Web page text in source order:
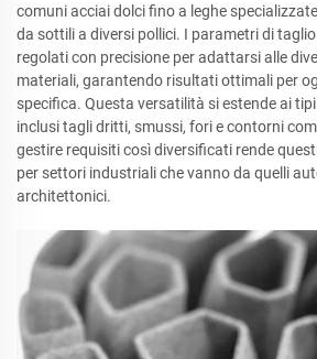
comuni acciai dolci fino a leghe
da sottili a diversi pollici. I parametri di
regolati con precisione per adattarsi alle
materiali, garantendo risultati ottimali per
specifica. Questa versatilità si estende ai
inclusi tagli dritti, smussi, fori e contorni
gestire requisiti così diversificati rende
per settori industriali che vanno da quelli
architettonici.